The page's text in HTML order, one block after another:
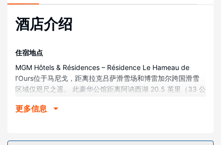
酒店介绍
住宿地点
MGM Hôtels & Résidences – Résidence Le Hameau de
l’Ours位于马尼戈，距离拉克吕萨滑雪场和博雷加尔跨国滑雪
区域仅咫尺之遥。 此豪华公馆距离阿讷西湖 20.5 英里（33 公
客房
定能在旅途中找到家的舒适。客房设有私人阳台。带有卫星频
更多信息